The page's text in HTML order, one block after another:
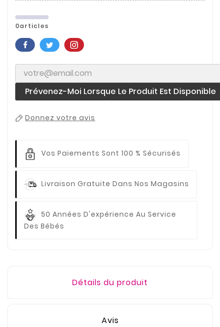
0articles
Prévenez-Moi Lorsque Le Produit Est Disponible
Donnez votre avis
Vos Paiements Sont 100 % Sécurisés
Livraison Gratuite Dans Nos Magasins
50 Années D'expérience Au Service
Des Bébés
Détails du produit
Avis